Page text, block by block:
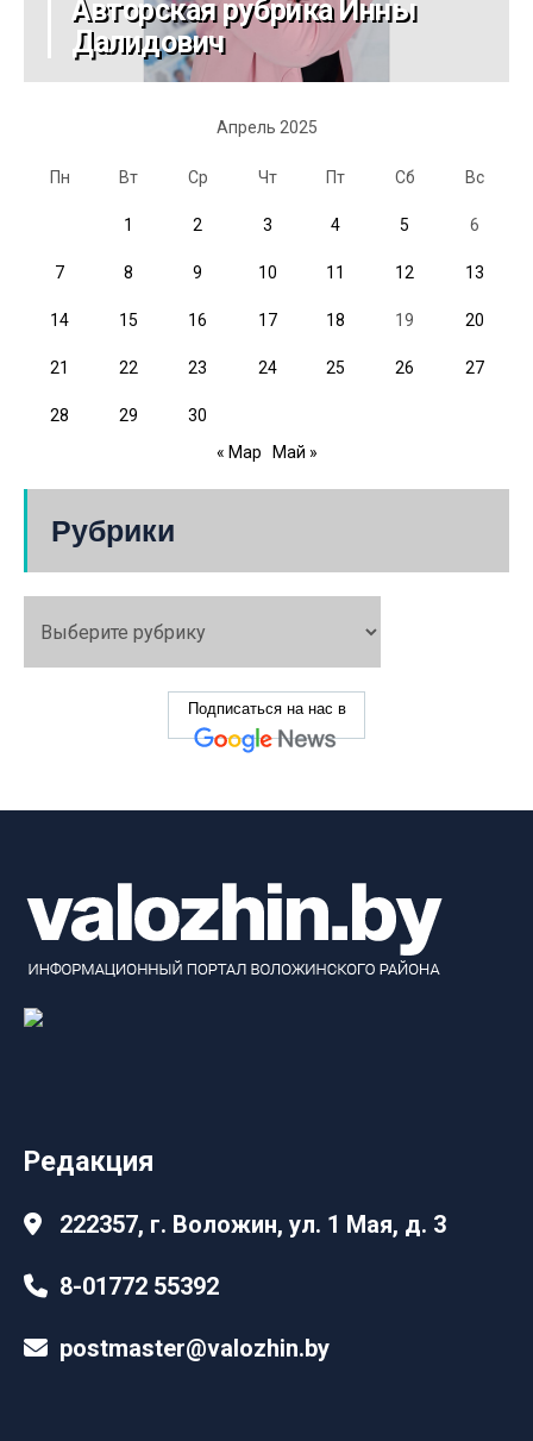
Авторская рубрика Инны
Далидович
Апрель 2025
Пн Вт Ср Чт Пт Сб Вс
1 2 3 4 5 6
7 8 9 10 11 12 13
14 15 16 17 18 19 20
21 22 23 24 25 26 27
28 29
30
« Мар
Май »
Рубрики
Подписаться на нас в
Редакция
222357, г. Воложин, ул. 1 Мая, д. 3
8-01772 55392
postmaster@valozhin.by